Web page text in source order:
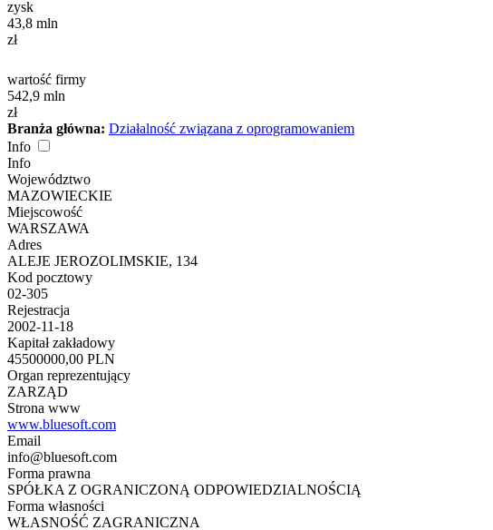
zysk
43,8 mln
zł
wartość firmy
542,9 mln
zł
Branża główna: Działalność związana z oprogramowaniem
Info
Info
Województwo
MAZOWIECKIE
Miejscowość
WARSZAWA
Adres
ALEJE JEROZOLIMSKIE, 134
Kod pocztowy
02-305
Rejestracja
2002-11-18
Kapitał zakładowy
45500000,00 PLN
Organ reprezentujący
ZARZĄD
Strona www
www.bluesoft.com
Email
info@bluesoft.com
Forma prawna
SPÓŁKA Z OGRANICZONĄ ODPOWIEDZIALNOŚCIĄ
Forma własności
WŁASNOŚĆ ZAGRANICZNA